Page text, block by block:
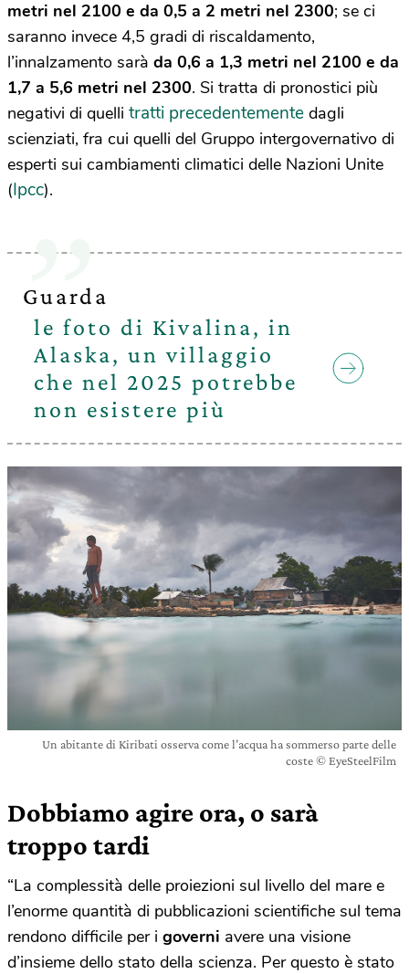
metri nel 2100 e da 0,5 a 2 metri nel 2300; se ci
saranno invece 4,5 gradi di riscaldamento,
l’innalzamento sarà da 0,6 a 1,3 metri nel 2100 e da
1,7 a 5,6 metri nel 2300. Si tratta di pronostici più
negativi di quelli tratti precedentemente dagli
scienziati, fra cui quelli del Gruppo intergovernativo di
esperti sui cambiamenti climatici delle Nazioni Unite
(Ipcc).
Guarda
le foto di Kivalina, in
Alaska, un villaggio
che nel 2025 potrebbe
non esistere più
Un abitante di Kiribati osserva come l’acqua ha sommerso parte delle
coste © EyeSteelFilm
Dobbiamo agire ora, o sarà
troppo tardi
“La complessità delle proiezioni sul livello del mare e
l’enorme quantità di pubblicazioni scientifiche sul tema
rendono difficile per i governi avere una visione
d’insieme dello stato della scienza. Per questo è stato